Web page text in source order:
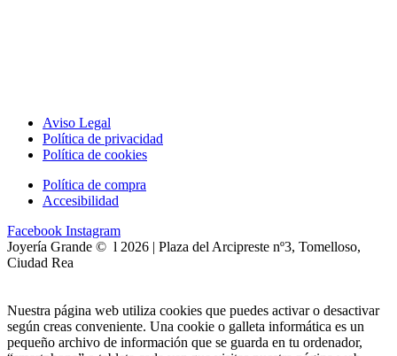
Aviso Legal
Política de privacidad
Política de cookies
Política de compra
Accesibilidad
Facebook Instagram
Joyería Grande © l 2026 | Plaza del Arcipreste nº3, Tomelloso,
Ciudad Rea
Nuestra página web utiliza cookies que puedes activar o desactivar
según creas conveniente. Una cookie o galleta informática es un
pequeño archivo de información que se guarda en tu ordenador,